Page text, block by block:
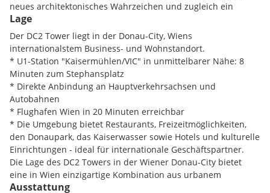
neues architektonisches Wahrzeichen und zugleich ein
Meilenstein für nachhaltiges Hochhauswohnen in Europa.
Entworfen vom international renommierten Architekten
Dominique Perrault, vereint der 175 Meter hohe Turm
visionäre Architektur, zukunftsweisende Energiekonzepte und
exklusives Wohnen auf bislang unerreichter Höhe.
Der DC2 Tower zählt mit 52 Stockwerken und 314
hochwertigen Wohnungen ab dem 32. Obergeschoß zu den
spektakulärsten Wohnprojekten des Landes. Die
Wohnungsgrößen von ca. 30 bis 260 Quadratmetern bieten
ein bewusst vielfältiges Angebot - von intelligent geplanten
Einzimmerstudios über komfortable Familienwohnungen bis
hin zu großzügigen Fünfzimmer-Maisonettewohnungen. Jede
Einheit überzeugt durch durchdachte Grundrisse, hohe
Lage
Der DC2 Tower liegt in der Donau-City, Wiens
internationalstem Business- und Wohnstandort.
* U1-Station "Kaisermühlen/VIC" in unmittelbarer Nähe: 8
Minuten zum Stephansplatz
* Direkte Anbindung an Hauptverkehrsachsen und
Autobahnen
* Flughafen Wien in 20 Minuten erreichbar
* Die Umgebung bietet Restaurants, Freizeitmöglichkeiten,
den Donaupark, das Kaiserwasser sowie Hotels und kulturelle
Einrichtungen - ideal für internationale Geschäftspartner.
Die Lage des DC2 Towers in der Wiener Donau-City bietet
eine in Wien einzigartige Kombination aus urbanem
Business-Umfeld und großflächigen Erholungsräumen. Kaum
Ausstattung